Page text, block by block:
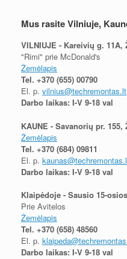
Mus rasite Vilniuje,
VILNIUJE - Kareivių g. 11A,
"Rimi" prie McDonald's
Žemėlapis
Tel. +370 (655) 00790
El. p. vilnius@techremontas.lt
Darbo laikas: I-V 9-18 val
KAUNE - Savanorių pr.
Žemėlapis
Tel. +370 (684) 09811
El. p.
Darbo laikas: I-V 9-18 val
Klaipėdoje - Sausio 15-
Prie Avitelos
Žemėlapis
Tel. +370 (658) 48560
El. p.
Darbo laikas: I-V 9-18 val